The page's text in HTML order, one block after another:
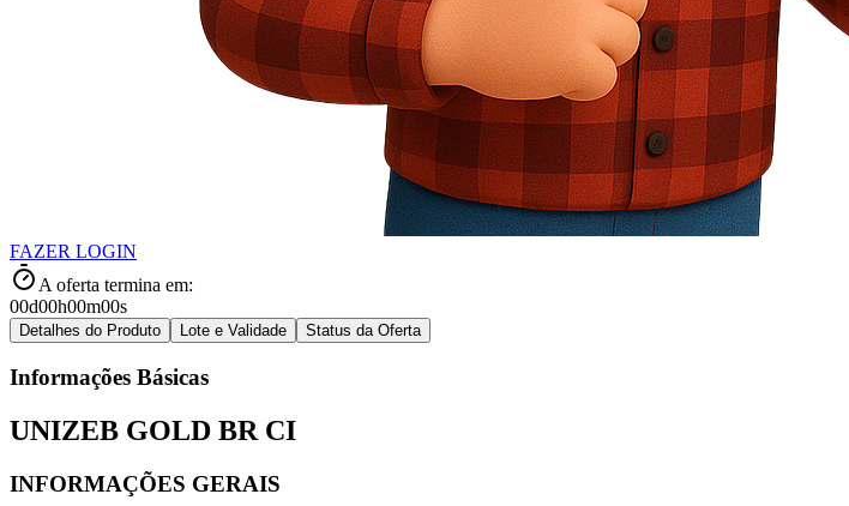
FAZER LOGIN
A oferta termina em:
00d00h00m00s
Detalhes do Produto Lote e Validade Status da Oferta
Informações Básicas
UNIZEB GOLD BR CI
INFORMAÇÕES GERAIS